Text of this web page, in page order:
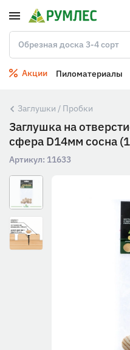
Акции Пиломатериалы
Заглушки / Пробки
Заглушка на
сфера D14мм сосна
Артикул: 11633